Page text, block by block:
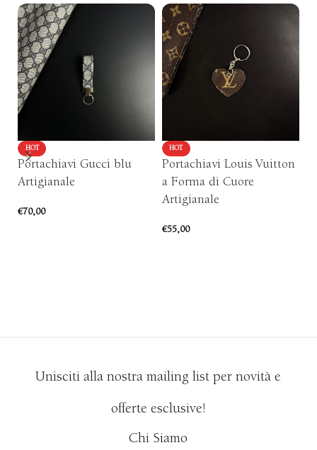
HOT
Portachiavi Gucci blu
Artigianale
€70,00
HOT
Portachiavi Louis Vuitton
a Forma di Cuore
Artigianale
€55,00
Unisciti alla nostra mailing list per novità e
offerte esclusive!
Chi Siamo